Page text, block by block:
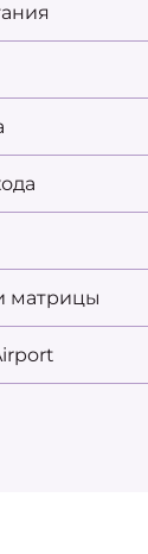
матрицы